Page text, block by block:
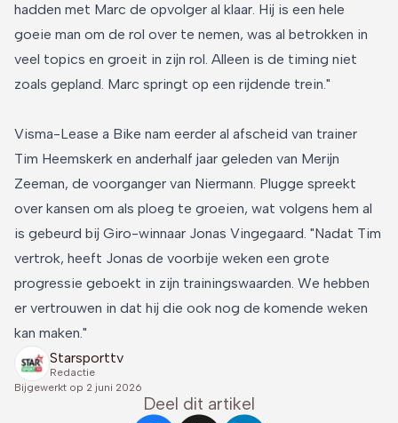
hadden met Marc de opvolger al klaar. Hij is een hele
goeie man om de rol over te nemen, was al betrokken in
veel topics en groeit in zijn rol. Alleen is de timing niet
zoals gepland. Marc springt op een rijdende trein."
Visma-Lease a Bike nam eerder al afscheid van trainer
Tim Heemskerk en anderhalf jaar geleden van Merijn
Zeeman, de voorganger van Niermann. Plugge spreekt
over kansen om als ploeg te groeien, wat volgens hem al
is gebeurd bij Giro-winnaar Jonas Vingegaard. "Nadat Tim
vertrok, heeft Jonas de voorbije weken een grote
progressie geboekt in zijn trainingswaarden. We hebben
er vertrouwen in dat hij die ook nog de komende weken
kan maken."
Starsporttv
Redactie
Bijgewerkt op 2 juni 2026
Deel dit artikel